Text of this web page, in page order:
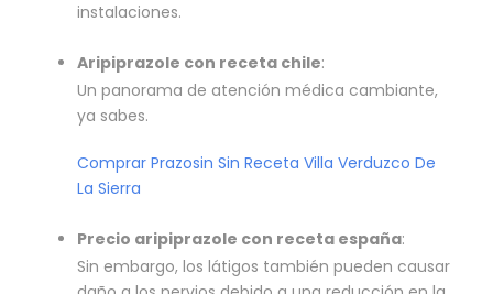
instalaciones.
Aripiprazole con receta chile:
Un panorama de atención médica cambiante,
ya sabes.
Comprar Prazosin Sin Receta Villa Verduzco De
La Sierra
Precio aripiprazole con receta españa:
Sin embargo, los látigos también pueden causar